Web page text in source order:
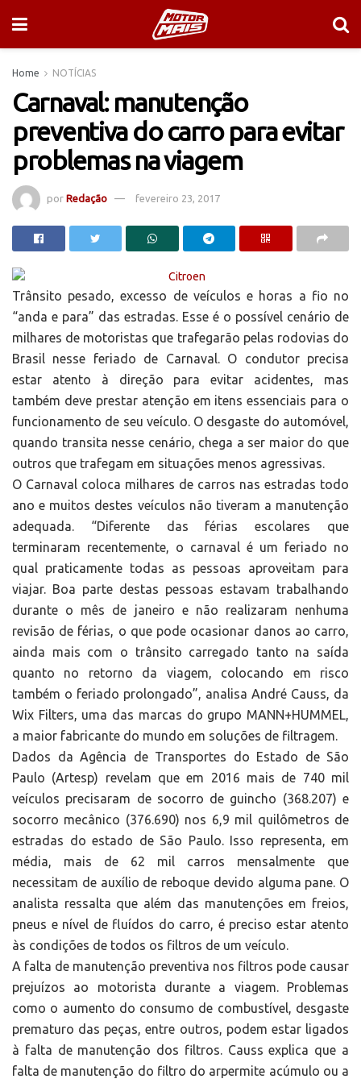
Home NOTÍCIAS
Carnaval: manutenção
preventiva do carro para evitar
problemas na viagem
por Redação fevereiro 23, 2017
Trânsito pesado, excesso de veículos e horas a fio no
“anda e para” das estradas. Esse é o possível cenário de
milhares de motoristas que trafegarão pelas rodovias do
Brasil nesse feriado de Carnaval. O condutor precisa
estar atento à direção para evitar acidentes, mas
também deve prestar atenção em itens essenciais para o
funcionamento de seu veículo. O desgaste do automóvel,
quando transita nesse cenário, chega a ser maior do que
outros que trafegam em situações menos agressivas.
O Carnaval coloca milhares de carros nas estradas todo
ano e muitos destes veículos não tiveram a manutenção
adequada. “Diferente das férias escolares que
terminaram recentemente, o carnaval é um feriado no
qual praticamente todas as pessoas aproveitam para
viajar. Boa parte destas pessoas estavam trabalhando
durante o mês de janeiro e não realizaram nenhuma
revisão de férias, o que pode ocasionar danos ao carro,
ainda mais com o trânsito carregado tanto na saída
quanto no retorno da viagem, colocando em risco
também o feriado prolongado”, analisa André Causs, da
Wix Filters, uma das marcas do grupo MANN+HUMMEL,
a maior fabricante do mundo em soluções de filtragem.
Dados da Agência de Transportes do Estado de São
Paulo (Artesp) revelam que em 2016 mais de 740 mil
veículos precisaram de socorro de guincho (368.207) e
socorro mecânico (376.690) nos 6,9 mil quilômetros de
estradas do estado de São Paulo. Isso representa, em
média, mais de 62 mil carros mensalmente que
necessitam de auxílio de reboque devido alguma pane. O
analista ressalta que além das manutenções em freios,
pneus e nível de fluídos do carro, é preciso estar atento
às condições de todos os filtros de um veículo.
A falta de manutenção preventiva nos filtros pode causar
prejuízos ao motorista durante a viagem. Problemas
como o aumento do consumo de combustível, desgaste
prematuro das peças, entre outros, podem estar ligados
à falta de manutenção dos filtros. Causs explica que a
falta de manutenção do filtro do arpermite acúmulo ou a